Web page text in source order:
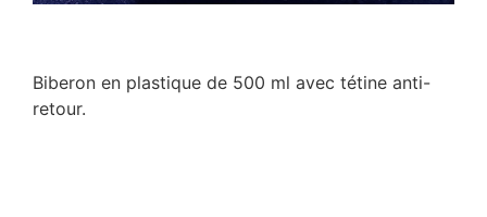
Biberon en plastique de 500 ml avec tétine anti-
retour.